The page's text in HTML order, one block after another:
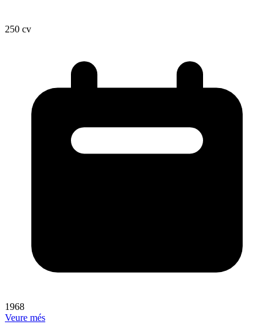
250 cv
1968
Veure més